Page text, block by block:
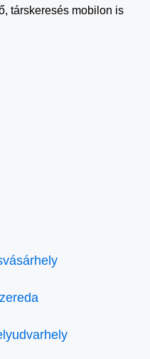
társkeresés mobilon is